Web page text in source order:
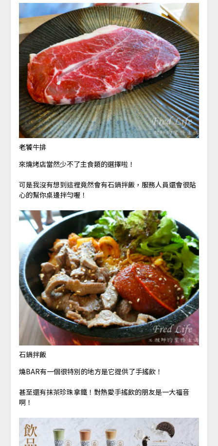
老饕牛排
來燒烤店當然少不了主食類的選擇啦！
可是我沒有想到這裡竟然會有石鍋拌飯，服務人員還會很貼
心的幫你桌邊拌勻喔！
石鍋拌飯
燒BAR有一個很特別的地方是它提供了手搖飲！
甚至還有抹茶珍珠拿鐵！對熱愛手搖飲的朋友是一大福音
啊！